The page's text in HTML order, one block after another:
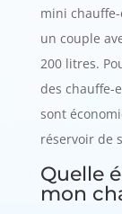
mini
un couple
200 litres.
des chauffe-
sont
réservoir de
Quelle
mon